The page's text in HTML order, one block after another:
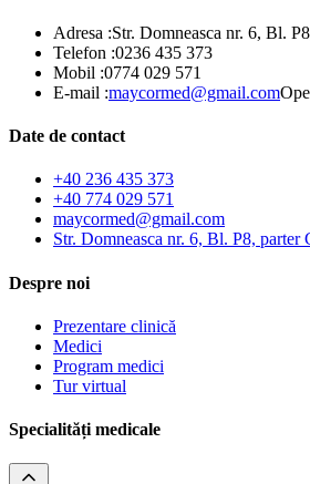
Adresa :Str. Domneasca nr. 6, Bl.
Telefon :0236 435 373
Mobil :0774 029 571
E-mail :maycormed@gmail.com
Date de contact
+40 236 435 373
+40 774 029 571
maycormed@gmail.com
Str. Domneasca nr. 6, Bl. P8, parter
Despre noi
Prezentare clinică
Medici
Program medici
Tur virtual
Specialități medicale